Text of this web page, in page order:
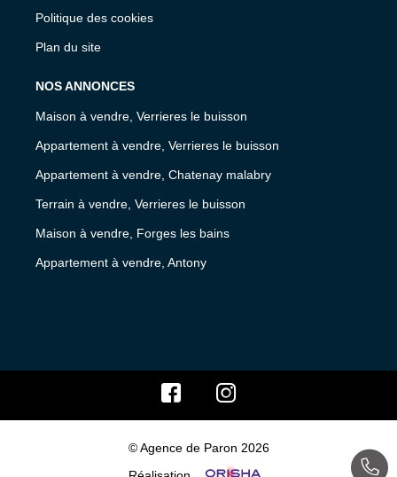
Politique des cookies
Plan du site
NOS ANNONCES
Maison à vendre, Verrieres le buisson
Appartement à vendre, Verrieres le buisson
Appartement à vendre, Chatenay malabry
Terrain à vendre, Verrieres le buisson
Maison à vendre, Forges les bains
Appartement à vendre, Antony
© Agence de Paron 2026